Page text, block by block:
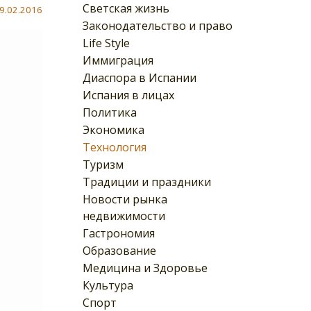
Светская жизнь
Законодательство и право
Life Style
Иммиграция
Диаспора в Испании
Испания в лицах
Политика
Экономика
Технология
Туризм
Традиции и праздники
Новости рынка
недвижимости
Гастрономия
Образование
Медицина и Здоровье
Культура
Спорт